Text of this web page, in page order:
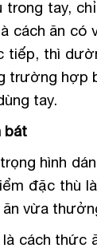
trong tay,
cách ăn có
tiếp, thì
trường hợp
tay.
bát
hình
đặc thù
ăn vừa
cách thức